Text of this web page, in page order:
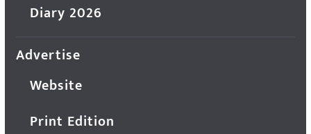
Diary 2026
Advertise
Website
Print Edition